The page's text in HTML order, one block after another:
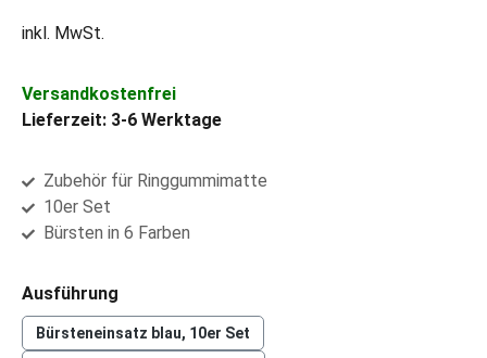
inkl. MwSt.
Versandkostenfrei
Lieferzeit: 3-6 Werktage
Zubehör für Ringgummimatte
10er Set
Bürsten in 6 Farben
Ausführung
Bürsteneinsatz blau, 10er Set